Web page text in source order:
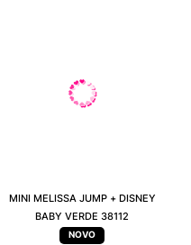
MINI MELISSA JUMP + DISNEY
BABY VERDE 38112